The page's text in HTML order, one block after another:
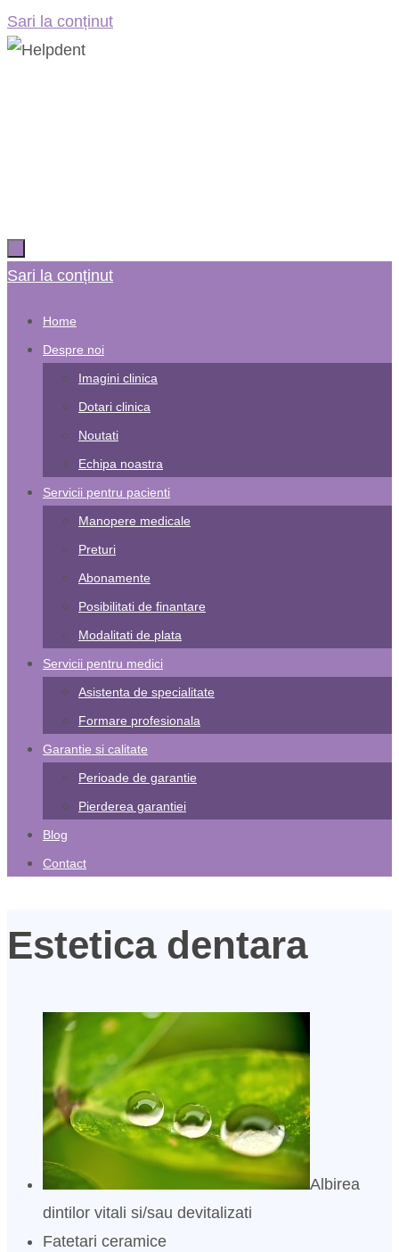
Sari la conținut
Sari la conținut
Home
Despre noi
Imagini clinica
Dotari clinica
Noutati
Echipa noastra
Servicii pentru pacienti
Manopere medicale
Preturi
Abonamente
Posibilitati de finantare
Modalitati de plata
Servicii pentru medici
Asistenta de specialitate
Formare profesionala
Garantie si calitate
Perioade de garantie
Pierderea garantiei
Blog
Contact
Estetica dentara
Albirea
dintilor vitali si/sau devitalizati
Fatetari ceramice